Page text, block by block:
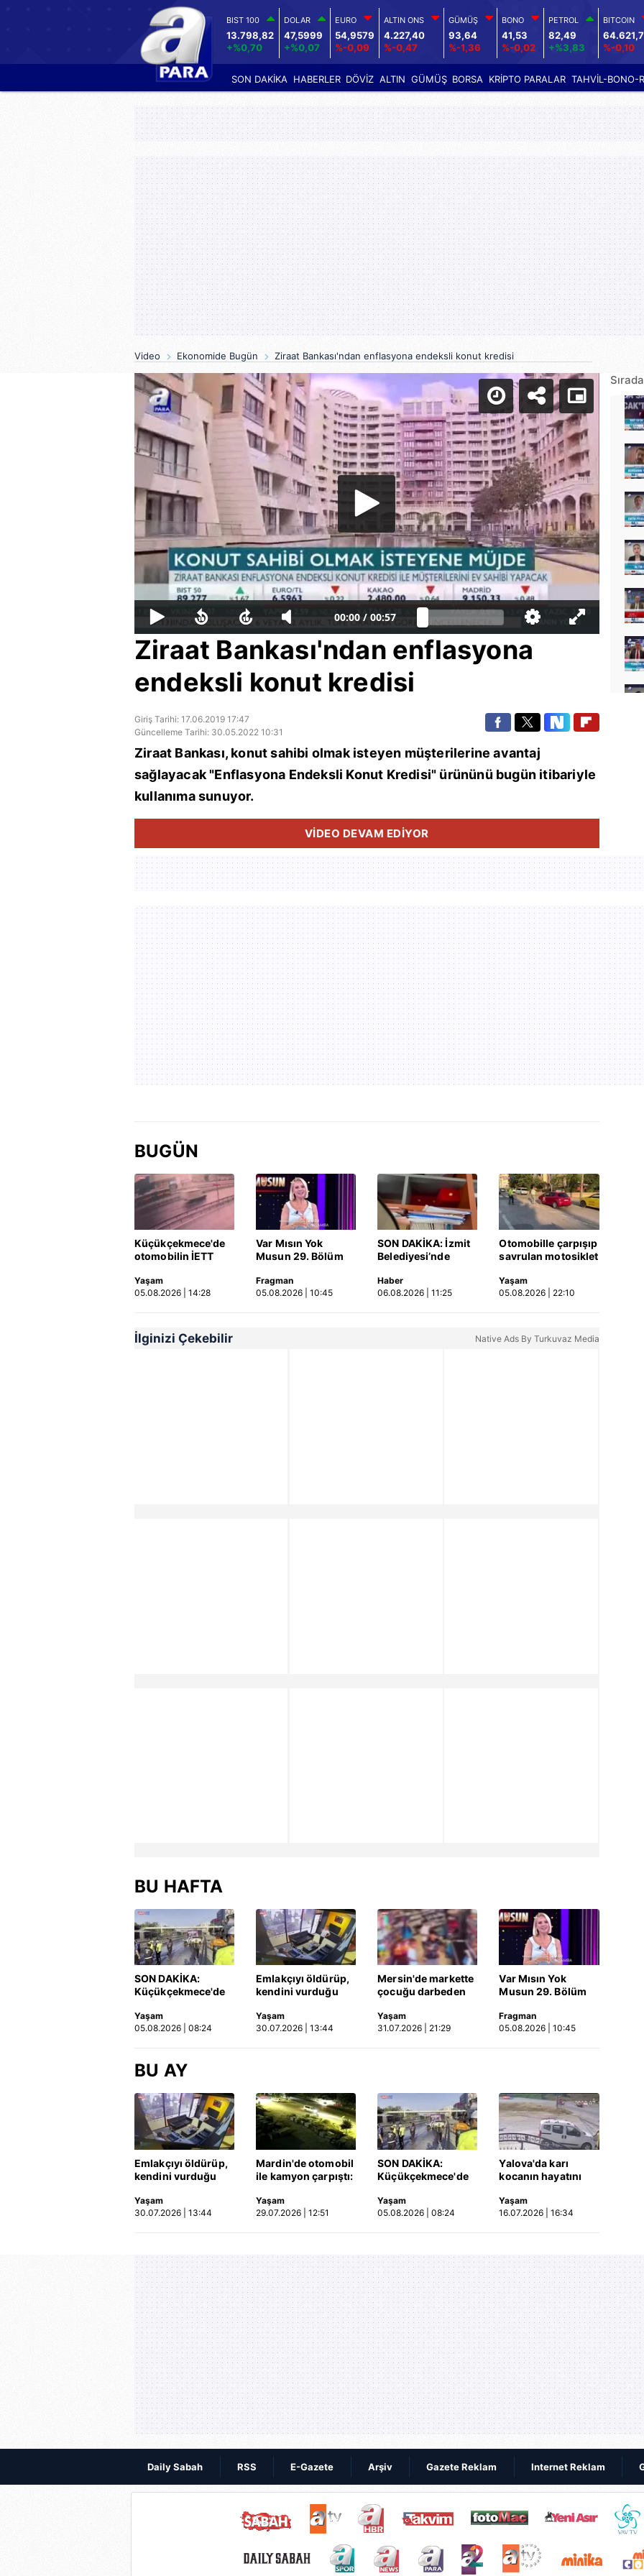
BIST 100
13.798,82
+%0,70
DOLAR
47,5999
+%0,07
EURO
54,9579
%-0,09
ALTIN ONS
4.227,40
%-0,47
GÜMÜŞ
93,64
%-1,36
BONO
41,53
%-0,02
PETROL
82,49
+%3,83
BITCOIN
%-0,10
SON DAKİKA HABERLER DÖVİZ ALTIN GÜMÜŞ BORSA KRİPTO PARALAR TAHVİL-BONO-
Video Ekonomide Bugün Ziraat Bankası'ndan enflasyona endeksli konut kredisi
00:00 / 00:57
Ziraat Bankası'ndan enflasyona
endeksli konut kredisi
Giriş Tarihi: 17.06.2019 17:47
Güncelleme Tarihi: 30.05.2022 10:31
Ziraat Bankası, konut sahibi olmak isteyen müşterilerine avantaj
sağlayacak "Enflasyona Endeksli Konut Kredisi" ürününü bugün itibariyle
kullanıma sunuyor.
VİDEO DEVAM EDİYOR
BUGÜN
Küçükçekmece'de
otomobilin İETT
kaza kamerada |
Video
Yaşam
05.08.2026 | 14:28
Var Mısın Yok
Musun 29. Bölüm
yayınlandı | Video
Fragman
05.08.2026 | 10:45
SON DAKİKA: İzmit
Belediyesi’nde
kamerada: "Şu
araya sıkıştırdım…
Haber
06.08.2026 | 11:25
Otomobille çarpışıp
savrulan motosiklet
çarptı: 2 yaralı
Yaşam
05.08.2026 | 22:10
İlginizi Çekebilir Native Ads By Turkuvaz Media
BU HAFTA
SON DAKİKA:
Küçükçekmece'de
Otomobil, İETT
otobüsüne çarptı: 3
Yaşam
05.08.2026 | 08:24
Emlakçıyı öldürüp,
kendini vurduğu
ortaya çıktı | Video
Yaşam
30.07.2026 | 13:44
Mersin'de markette
çocuğu darbeden
Yaşam
31.07.2026 | 21:29
Var Mısın Yok
Musun 29. Bölüm
yayınlandı | Video
Fragman
05.08.2026 | 10:45
BU AY
Emlakçıyı öldürüp,
kendini vurduğu
ortaya çıktı | Video
Yaşam
30.07.2026 | 13:44
Mardin'de otomobil
ile kamyon çarpıştı:
hayatını kaybetti!
Kaza anı kamerada
Yaşam
29.07.2026 | 12:51
SON DAKİKA:
Küçükçekmece'de
Otomobil, İETT
otobüsüne çarptı: 3
Yaşam
05.08.2026 | 08:24
Yalova'da karı
kocanın hayatını
motosiklet kazası
saniye saniye
Yaşam
16.07.2026 | 16:34
Daily Sabah RSS E-Gazete Arşiv Gazete Reklam Internet Reklam